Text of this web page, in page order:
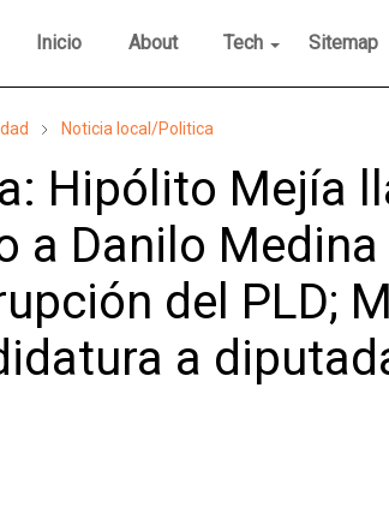
Inicio About Tech Sitemap
Noticia local/Politica
Hipólito Mejía
a Danilo
del PLD;
a